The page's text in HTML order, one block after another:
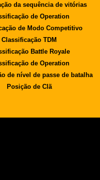
da sequência de vitórias
de Operation
de Modo Competitivo
Classificação TDM
Battle Royale
de Operation
de nível de passe de batalha
Posição de Clã